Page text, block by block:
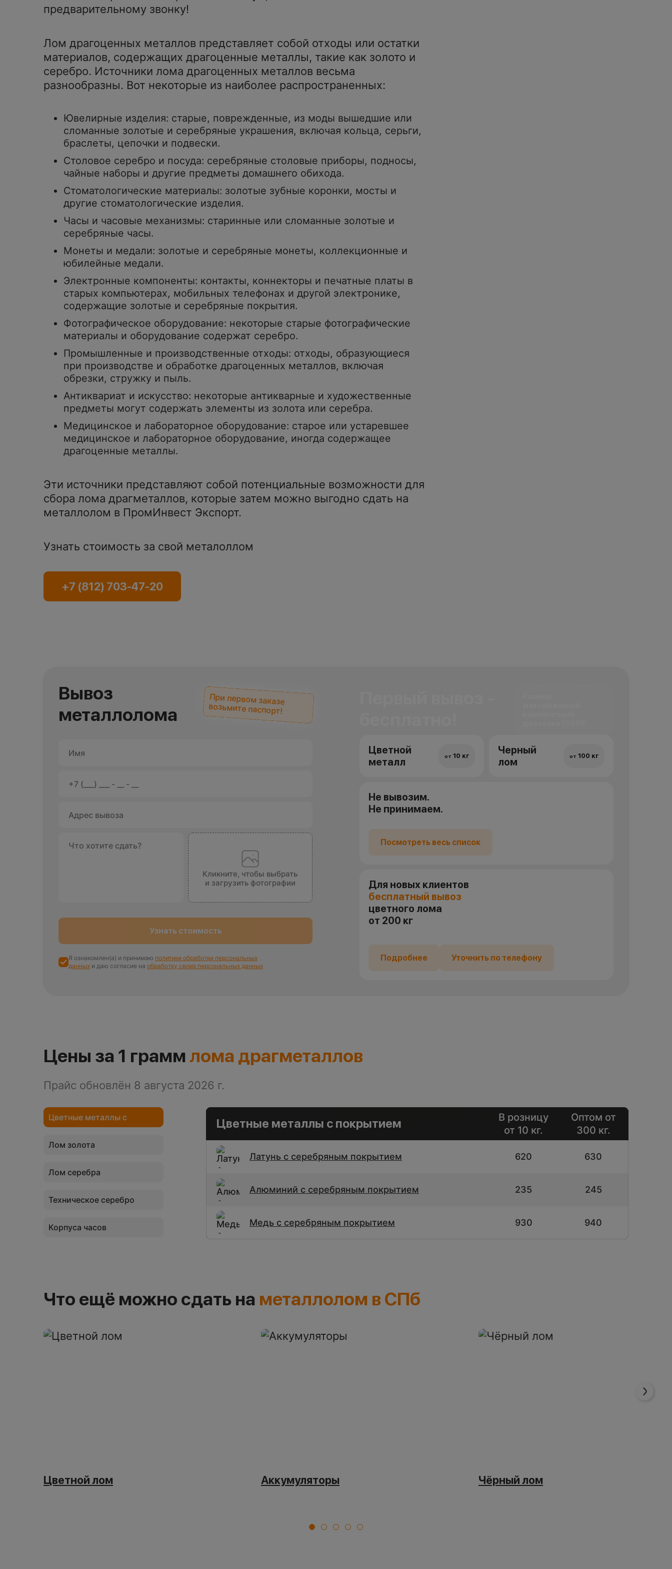
предварительному звонку!
Лом драгоценных металлов представляет собой отходы или остатки
материалов, содержащих драгоценные металлы, такие как золото и
серебро. Источники лома драгоценных металлов весьма
разнообразны. Вот некоторые из наиболее распространенных:
Ювелирные изделия: старые, поврежденные, из моды вышедшие или
сломанные золотые и серебряные украшения, включая кольца, серьги,
браслеты, цепочки и подвески.
Столовое серебро и посуда: серебряные столовые приборы, подносы,
чайные наборы и другие предметы домашнего обихода.
Стоматологические материалы: золотые зубные коронки, мосты и
другие стоматологические изделия.
Часы и часовые механизмы: старинные или сломанные золотые и
серебряные часы.
Монеты и медали: золотые и серебряные монеты, коллекционные и
юбилейные медали.
Электронные компоненты: контакты, коннекторы и печатные платы в
старых компьютерах, мобильных телефонах и другой электронике,
содержащие золотые и серебряные покрытия.
Фотографическое оборудование: некоторые старые фотографические
материалы и оборудование содержат серебро.
Промышленные и производственные отходы: отходы, образующиеся
при производстве и обработке драгоценных металлов, включая
обрезки, стружку и пыль.
Антиквариат и искусство: некоторые антикварные и художественные
предметы могут содержать элементы из золота или серебра.
Медицинское и лабораторное оборудование: старое или устаревшее
медицинское и лабораторное оборудование, иногда содержащее
драгоценные металлы.
Эти источники представляют собой потенциальные возможности для
сбора лома драгметаллов, которые затем можно выгодно сдать на
металлолом в ПромИнвест Экспорт.
Узнать стоимость за свой металоллом
+7 (812) 703-47-20
Вывоз
металлолома
При первом заказе
возьмите паспорт!
Кликните, чтобы выбрать
и загрузить фотографии
Узнать стоимость
Я ознакомлен(а) и принимаю политики обработки персональных
данных и даю согласие на обработку своих персональных данных
Цветной
металл
от 10 кг
Черный
лом
от 100 кг
Не вывозим.
Не принимаем.
Посмотреть весь список
Для новых клиентов
бесплатный вывоз
цветного лома
от 200 кг
Подробнее Уточнить по телефону
Цены за 1 грамм лома драгметаллов
Прайс обновлён 8 августа 2026 г.
Цветные металлы с
Лом золота
Лом серебра
Техническое серебро
Корпуса часов
Цветные металлы с покрытием
В розницу
от 10 кг.
Оптом от
300 кг.
Латунь с серебряным покрытием 620 630
Алюминий с серебряным покрытием 235 245
Медь с серебряным покрытием 930 940
Что ещё можно сдать на металлолом в СПб
Цветной лом Аккумуляторы Чёрный лом
1 2 3 4 5